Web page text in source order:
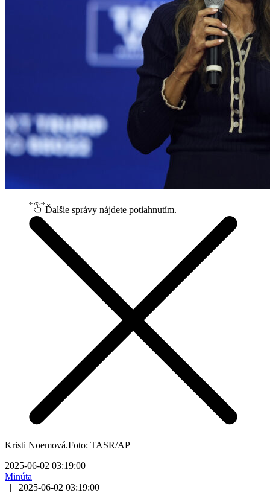
Ďalšie správy nájdete potiahnutím.
Kristi Noemová.Foto: TASR/AP
2025-06-02 03:19:00
Minúta
|
2025-06-02 03:19:00